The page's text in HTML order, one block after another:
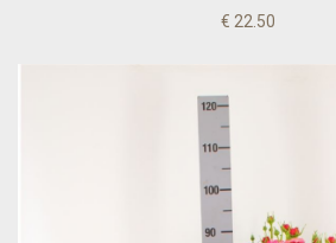
€ 22.50